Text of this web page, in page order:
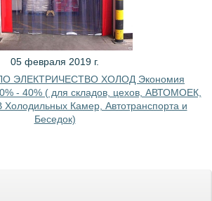
05 февраля 2019 г.
ЭЛЕКТРИЧЕСТВО ХОЛОД Экономия
- 40% ( для складов, цехов, АВТОМОЕК,
Камер, Автотранспорта и
Беседок)